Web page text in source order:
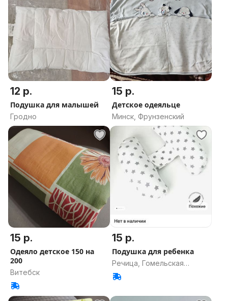
12 р.
Подушка для малышей
Гродно
15 р.
Детское одеяльце
Минск, Фрунзенский
15 р.
Одеяло детское 150 на
200
Витебск
15 р.
Подушка для ребенка
Речица, Гомельская
область